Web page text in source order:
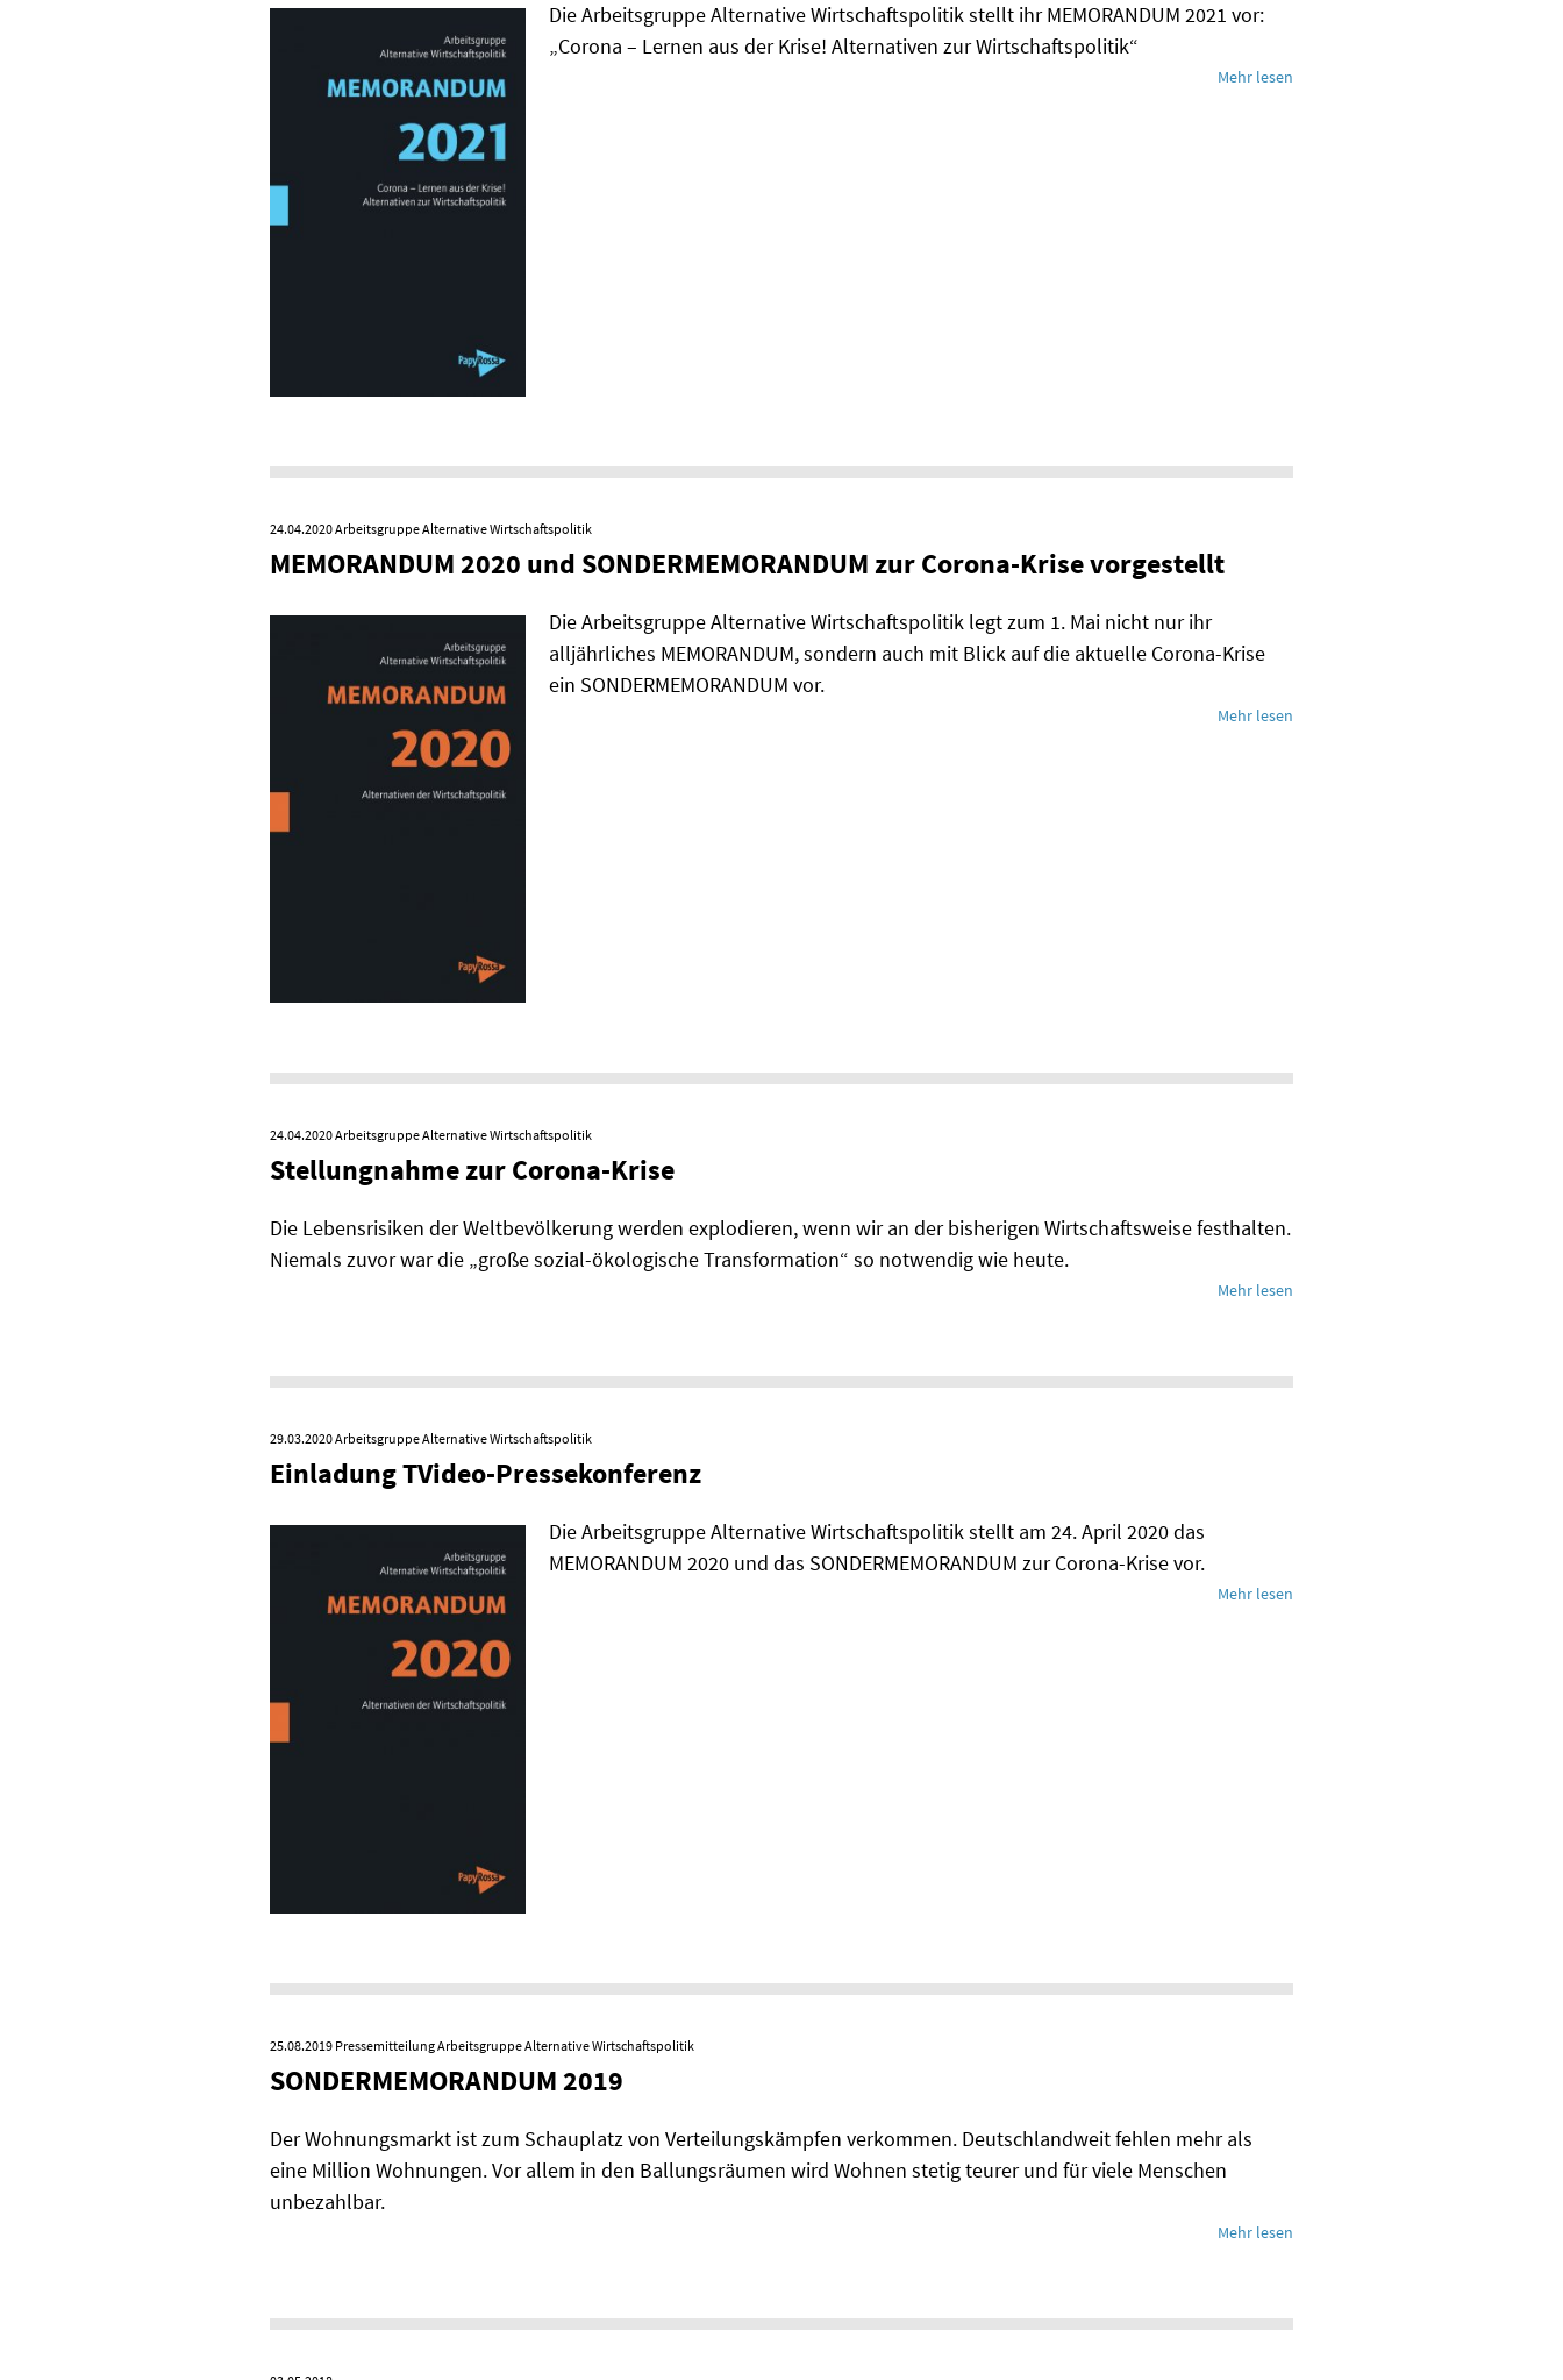
Die Arbeitsgruppe Alternative Wirtschaftspolitik stellt ihr MEMORANDUM 2021 vor:
„Corona – Lernen aus der Krise! Alternativen zur Wirtschaftspolitik“
Mehr lesen
24.04.2020Arbeitsgruppe Alternative Wirtschaftspolitik
MEMORANDUM 2020 und SONDERMEMORANDUM zur Corona-Krise vorgestellt
Die Arbeitsgruppe Alternative Wirtschaftspolitik legt zum 1. Mai nicht nur ihr
alljährliches MEMORANDUM, sondern auch mit Blick auf die aktuelle Corona-Krise
ein SONDERMEMORANDUM vor.
Mehr lesen
24.04.2020Arbeitsgruppe Alternative Wirtschaftspolitik
Stellungnahme zur Corona-Krise
Die Lebensrisiken der Weltbevölkerung werden explodieren, wenn wir an der bisherigen Wirtschaftsweise festhalten.
Niemals zuvor war die „große sozial-ökologische Transformation“ so notwendig wie heute.
Mehr lesen
29.03.2020Arbeitsgruppe Alternative Wirtschaftspolitik
Einladung TVideo-Pressekonferenz
Die Arbeitsgruppe Alternative Wirtschaftspolitik stellt am 24. April 2020 das
MEMORANDUM 2020 und das SONDERMEMORANDUM zur Corona-Krise vor.
Mehr lesen
25.08.2019 Pressemitteilung Arbeitsgruppe Alternative Wirtschaftspolitik
SONDERMEMORANDUM 2019
Der Wohnungsmarkt ist zum Schauplatz von Verteilungskämpfen verkommen. Deutschlandweit fehlen mehr als
eine Million Wohnungen. Vor allem in den Ballungsräumen wird Wohnen stetig teurer und für viele Menschen
unbezahlbar.
Mehr lesen